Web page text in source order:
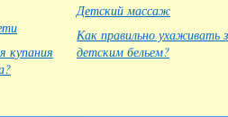
купания
Детский массаж
Как правильно ухаживать
детским бельем?